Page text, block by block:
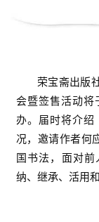
荣宝斋出版
会暨签售活动将
办。届时将介绍
况，邀请作者何
国书法，面对
纳、继承、活用